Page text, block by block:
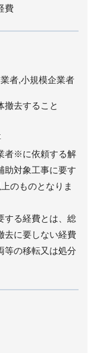
費
者,小規模企業者
撤去すること
者※に依頼する解
助対象工事に要す
のものとなりま
する経費とは、総
去に要しない経費
等の移転又は処分